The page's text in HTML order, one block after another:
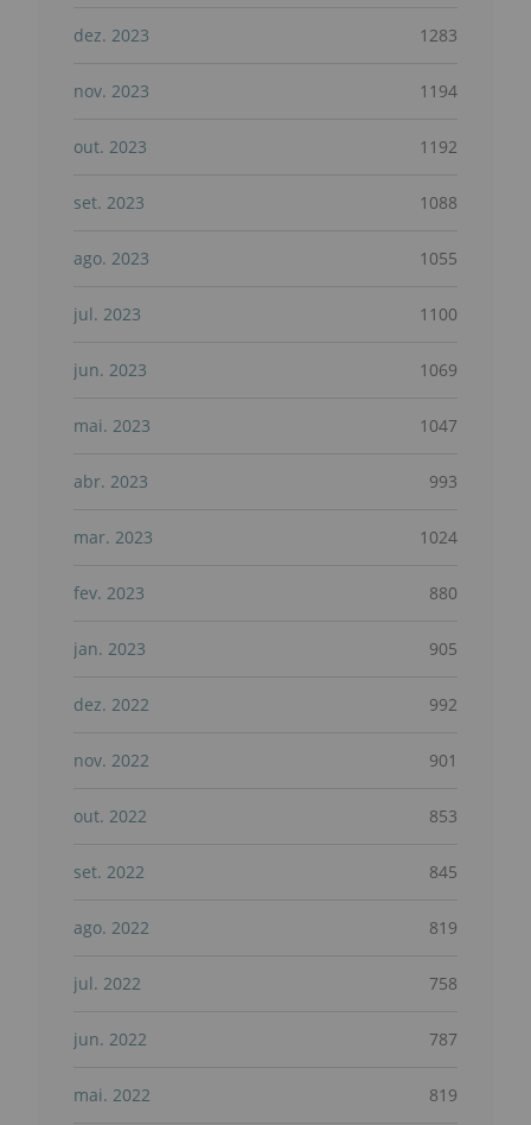
dez. 2023 1283
nov. 2023 1194
out. 2023 1192
set. 2023 1088
ago. 2023 1055
jul. 2023 1100
jun. 2023 1069
mai. 2023 1047
abr. 2023 993
mar. 2023 1024
fev. 2023 880
jan. 2023 905
dez. 2022 992
nov. 2022 901
out. 2022 853
set. 2022 845
ago. 2022 819
jul. 2022 758
jun. 2022 787
mai. 2022 819